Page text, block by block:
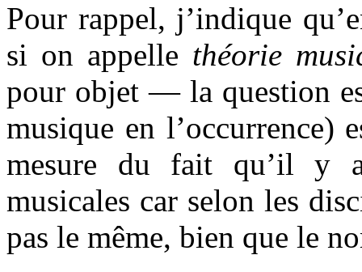
Pour rappel, j’indique
si on appelle théorie
pour objet — la question
musique en l’occurrence)
mesure du fait qu’il y
musicales car selon les
pas le même, bien que le